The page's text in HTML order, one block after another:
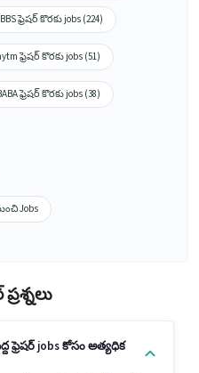
BBS ఫ్రెషర్ కొరకు jobs (224)
ఫ్రెషర్ కొరకు jobs (51)
ఫ్రెషర్ కొరకు jobs (38)
Jobs
ఫ్రెషర్ jobs కోసం అత్యధిక